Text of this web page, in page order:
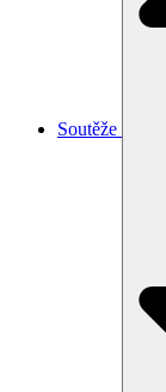
Soutěže